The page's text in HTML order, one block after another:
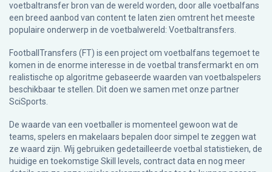
voetbaltransfer bron van de wereld worden, door alle voetbalfans
een breed aanbod van content te laten zien omtrent het meeste
populaire onderwerp in de voetbalwereld: Voetbaltransfers.
FootballTransfers (FT) is een project om voetbalfans tegemoet te
komen in de enorme interesse in de voetbal transfermarkt en om
realistische op algoritme gebaseerde waarden van voetbalspelers
beschikbaar te stellen. Dit doen we samen met onze partner
SciSports.
De waarde van een voetballer is momenteel gewoon wat de
teams, spelers en makelaars bepalen door simpel te zeggen wat
ze waard zijn. Wij gebruiken gedetailleerde voetbal statistieken, de
huidige en toekomstige Skill levels, contract data en nog meer